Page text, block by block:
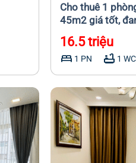
Cho thuê 1
45m2 giá tốt,
16.5 triệu
bed 1 PN bathtub 1 WC